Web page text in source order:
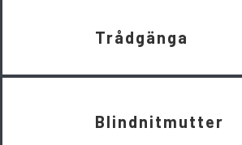
Trådgänga
Blindnitmutter